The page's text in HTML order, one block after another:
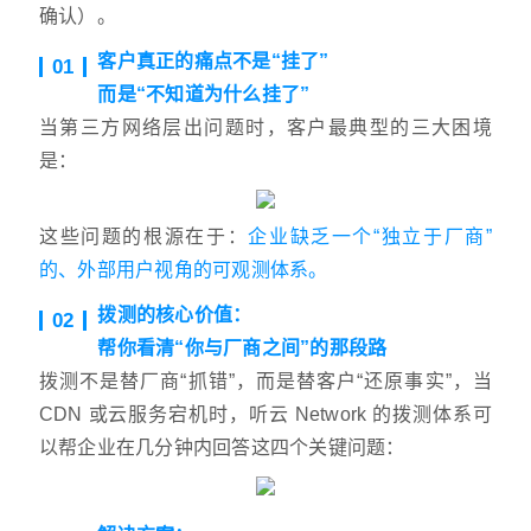
确认）。
01
客户真正的痛点不是“挂了”
而是“不知道为什么挂了”
当第三方网络层出问题时，客户最典型的三大困境
是：
这些问题的根源在于：企业缺乏一个“独立于厂商”
的、外部用户视角的可观测体系。
02
拨测的核心价值：
帮你看清“你与厂商之间”的那段路
拨测不是替厂商“抓错”，而是替客户“还原事实”，当
CDN 或云服务宕机时，听云 Network 的拨测体系可
以帮企业在几分钟内回答这四个关键问题：